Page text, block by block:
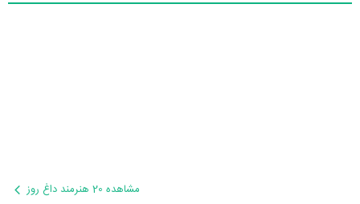
مشاهده 20 هنرمند داغ روز